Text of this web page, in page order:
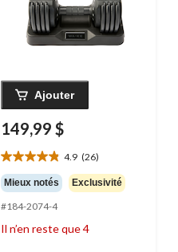
Ajouter
149,99 $
4.9 (26)
4.9
étoile(s)
sur
5.
26
Mieux notés Exclusivité
#184-2074-4
Il n’en reste que 4